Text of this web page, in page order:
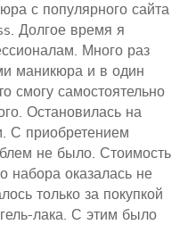
с популярного сайта
Долгое время я
Много раз
маникюра и в один
смогу самостоятельно
Остановилась на
С приобретением
не было. Стоимость
набора оказалась не
только за покупкой
лака. С этим было